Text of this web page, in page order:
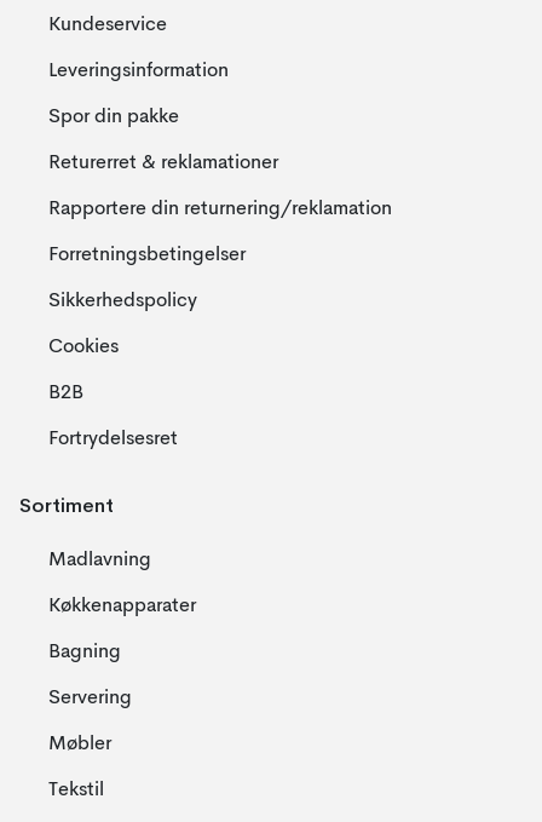
Kundeservice
Leveringsinformation
Spor din pakke
Returerret & reklamationer
Rapportere din returnering/reklamation
Forretningsbetingelser
Sikkerhedspolicy
Cookies
B2B
Fortrydelsesret
Sortiment
Madlavning
Køkkenapparater
Bagning
Servering
Møbler
Tekstil